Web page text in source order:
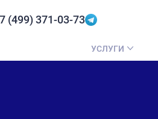
УСЛУГИ
(499) 371-03-73